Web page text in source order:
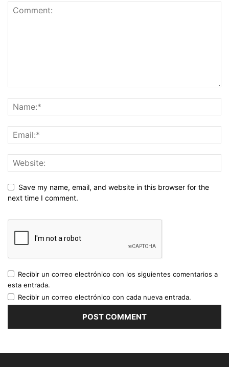
Save my name, email, and website in this browser for the
next time I comment.
Recibir un correo electrónico con los siguientes comentarios a
esta entrada.
Recibir un correo electrónico con cada nueva entrada.